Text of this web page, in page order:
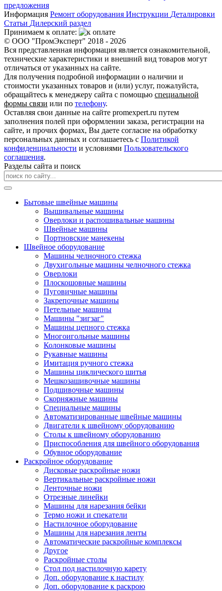
предложения
Информация Ремонт оборудования Инструкции Деталировки
Статьи Дилерский раздел
Принимаем к оплате:
© ООО "ПромЭксперт" 2018 - 2026
Вся представленная информация является ознакомительной,
технические характеристики и внешний вид товаров могут
отличаться от указанных на сайте.
Для получения подробной информации о наличии и
стоимости указанных товаров и (или) услуг, пожалуйста,
обращайтесь к менеджеру сайта с помощью специальной
формы связи или по телефону.
Оставляя свои данные на сайте promexpert.ru путем
заполнения полей при оформлении заказа, регистрации на
сайте, и прочих формах, Вы даете согласие на обработку
персональных данных и соглашаетесь с Политикой
конфиденциальности и условиями Пользовательского
соглашения.
Разделы сайта и поиск
Бытовые швейные машины
Вышивальные машины
Оверлоки и распошивальные машины
Швейные машины
Портновские манекены
Швейное оборудование
Машины челночного стежка
Двухигольные машины челночного стежка
Оверлоки
Плоскошовные машины
Пуговичные машины
Закрепочные машины
Петельные машины
Машины "зигзаг"
Машины цепного стежка
Многоигольные машины
Колонковые машины
Рукавные машины
Имитация ручного стежка
Машины циклического шитья
Мешкозашивочные машины
Подшивочные машины
Скорняжные машины
Специальные машины
Автоматизированные швейные машины
Двигатели к швейному оборудованию
Столы к швейному оборудованию
Приспособления для швейного оборудования
Обувное оборудование
Раскройное оборудование
Дисковые раскройные ножи
Вертикальные раскройные ножи
Ленточные ножи
Отрезные линейки
Машины для нарезания бейки
Термо ножи и спекатели
Настилочное оборудование
Машины для нарезания ленты
Автоматические раскройные комплексы
Другое
Раскройные столы
Стол под настилочную карету
Доп. оборудование к настилу
Доп. оборудование к раскрою